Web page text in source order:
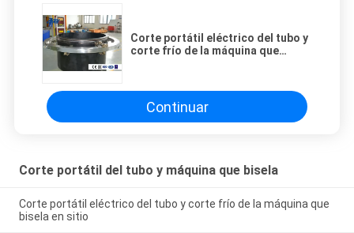
Corte portátil eléctrico del tubo y
corte frío de la máquina que
Continuar
Corte portátil del tubo y máquina que bisela
Corte portátil eléctrico del tubo y corte frío de la máquina que
bisela en sitio